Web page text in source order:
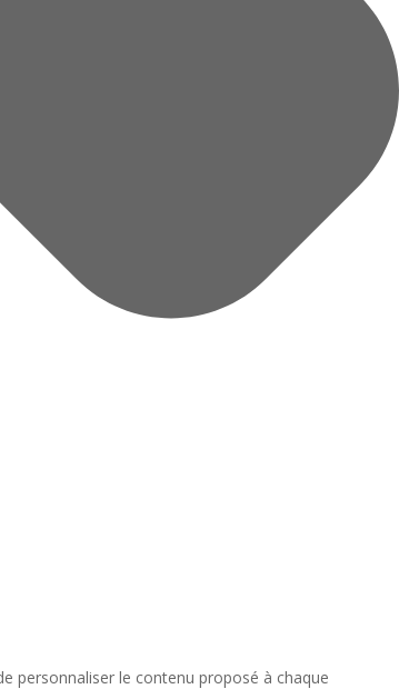
personnaliser le contenu proposé à chaque